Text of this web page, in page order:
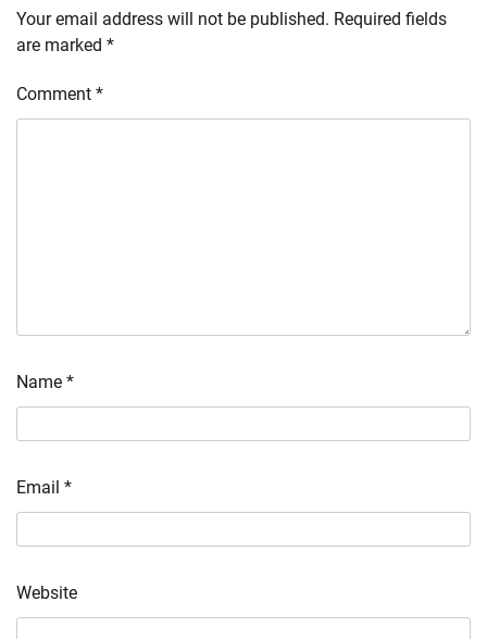
Your email address will not be published. Required fields
are marked *
Comment *
Name *
Email *
Website